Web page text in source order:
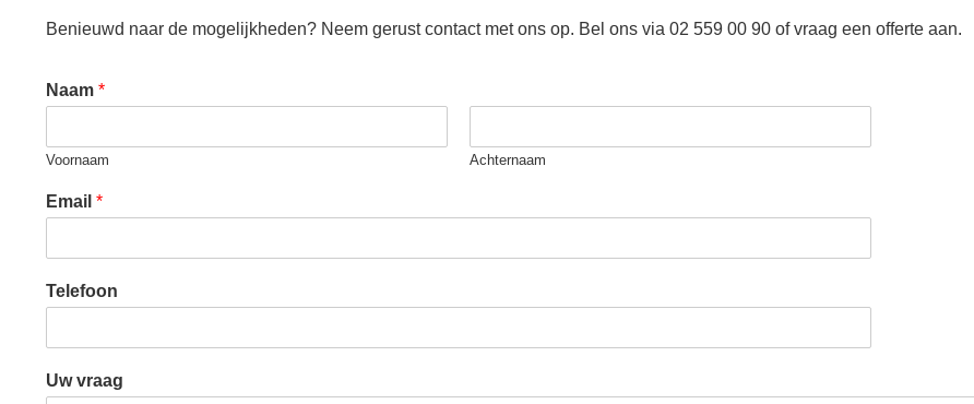
Benieuwd naar de mogelijkheden? Neem gerust contact met ons op. Bel ons via 02 559 00 90 of vraag een offerte aan.
Naam *
Voornaam Achternaam
Email *
Telefoon
Uw vraag